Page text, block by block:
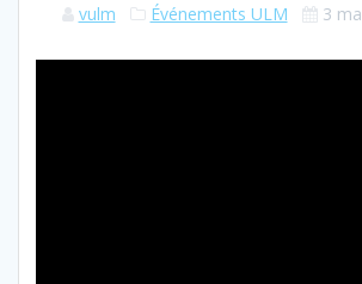
vulm Événements ULM 3